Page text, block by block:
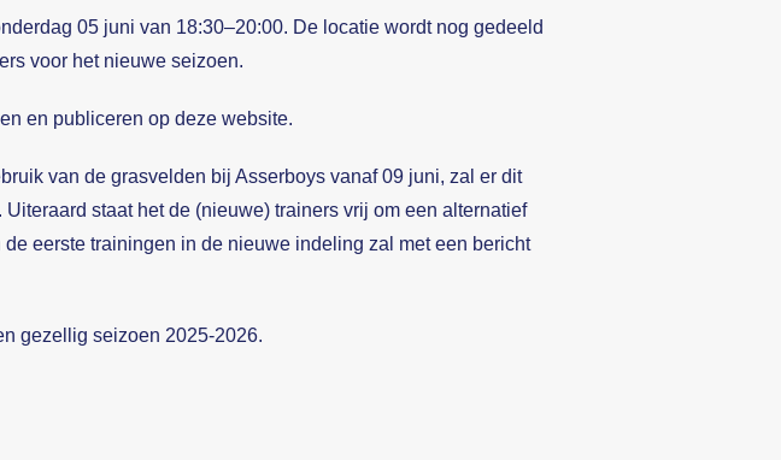
05 juni van 18:30–20:00. De locatie wordt nog gedeeld
voor het nieuwe seizoen.
en publiceren op deze website.
van de grasvelden bij Asserboys vanaf 09 juni, zal er dit
staat het de (nieuwe) trainers vrij om een alternatief
eerste trainingen in de nieuwe indeling zal met een bericht
gezellig seizoen 2025-2026.